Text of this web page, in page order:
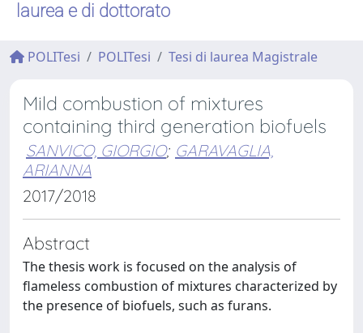
laurea e di dottorato
POLITesi POLITesi Tesi di laurea Magistrale
Mild combustion of mixtures
containing third generation biofuels
SANVICO, GIORGIO; GARAVAGLIA,
ARIANNA
2017/2018
Abstract
The thesis work is focused on the analysis of
flameless combustion of mixtures characterized by
the presence of biofuels, such as furans.